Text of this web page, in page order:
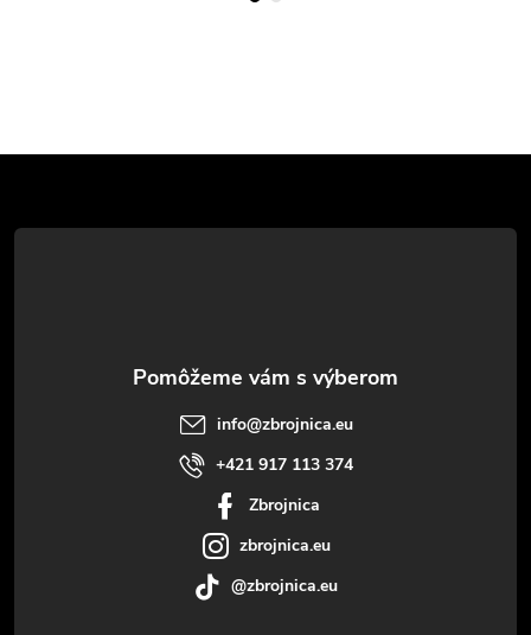
á
info@zbrojnica.eu
+421 917 113 374
Zbrojnica
zbrojnica.eu
@zbrojnica.eu